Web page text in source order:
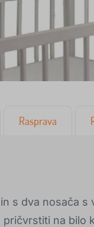
Rasprava
s dva nosača
na bilo